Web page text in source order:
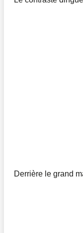
Derrière le grand